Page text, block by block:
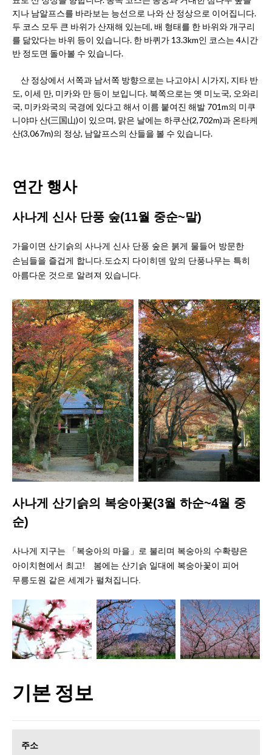
지나 남알프스를 바라보는 능선으로 나와 산 정상으로 이어집니다.
두 코스 모두 큰 바위가 산재해 있는데, 배 형태를 한 바위와 개구리
를 닮았다는 바위 등이 있습니다. 한 바퀴가 13.3km인 코스는 4시간
반 정도면 돌아볼 수 있습니다.
산 정상에서 서쪽과 남서쪽 방향으로는 나고야시 시가지, 지타 반
도, 이세 만, 미카와 만 등이 보입니다. 북쪽으로는 옛 미노국, 오와리
국, 미카와국의 국경에 있다고 해서 이름 붙여진 해발 701m의 미쿠
니야마 산(三国山)이 있으며, 맑은 날에는 하쿠산(2,702m)과 온타케
산(3,067m)의 정상, 남알프스의 산들을 볼 수 있습니다.
연간 행사
사나게 신사 단풍 숲(11월 중순~말)
가을이면 산기슭의 사나게 신사 단풍 숲은 붉게 물들어 방문한
손님들을 즐겁게 합니다.도쇼지 다이히덴 앞의 단풍나무는 특히
아름다운 것으로 알려져 있습니다.
사나게 산기슭의 복숭아꽃(3월 하순~4월 중
순)
사나게 지구는 「복숭아의 마을」로 불리며 복숭아의 수확량은
아이치현에서 최고! 봄에는 산기슭 일대에 복숭아꽃이 피어
무릉도원 같은 세계가 펼쳐집니다.
기본 정보
주소